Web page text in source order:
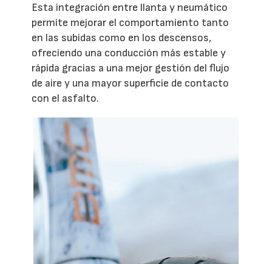
Esta integración entre llanta y neumático
permite mejorar el comportamiento tanto
en las subidas como en los descensos,
ofreciendo una conducción más estable y
rápida gracias a una mejor gestión del flujo
de aire y una mayor superficie de contacto
con el asfalto.